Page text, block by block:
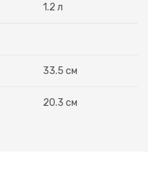
1.2 л
33.5 см
20.3 см